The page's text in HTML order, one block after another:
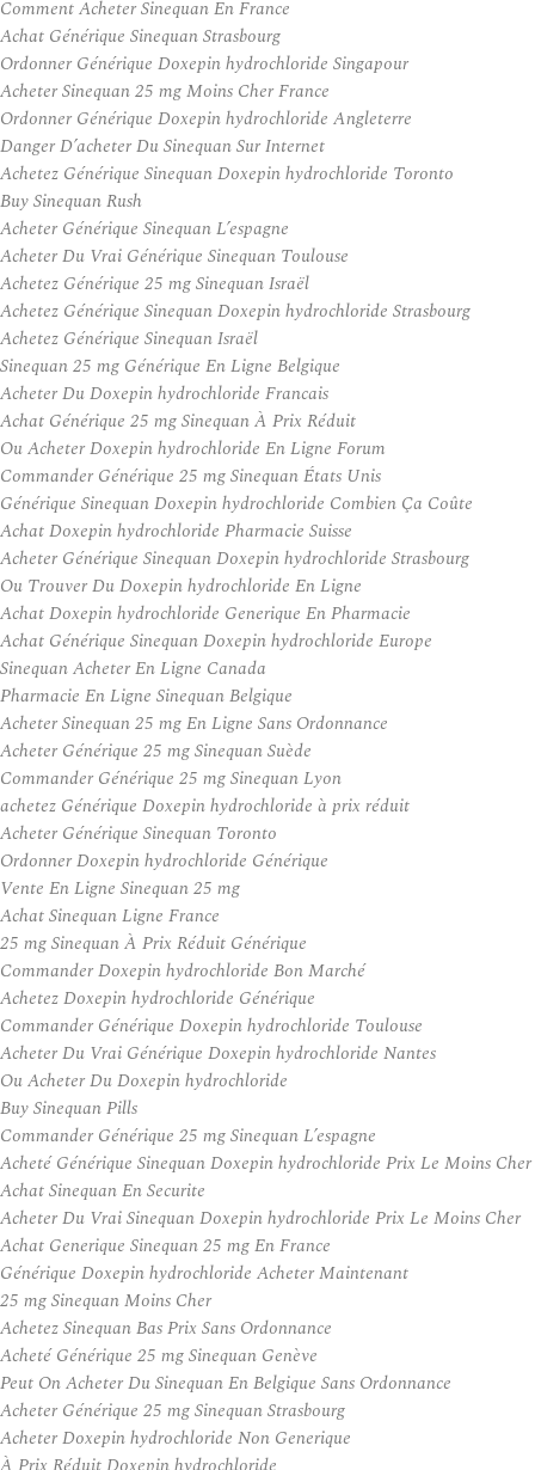
Comment Acheter Sinequan En France
Achat Générique Sinequan Strasbourg
Ordonner Générique Doxepin hydrochloride Singapour
Acheter Sinequan 25 mg Moins Cher France
Ordonner Générique Doxepin hydrochloride Angleterre
Danger D’acheter Du Sinequan Sur Internet
Achetez Générique Sinequan Doxepin hydrochloride Toronto
Buy Sinequan Rush
Acheter Générique Sinequan L’espagne
Acheter Du Vrai Générique Sinequan Toulouse
Achetez Générique 25 mg Sinequan Israël
Achetez Générique Sinequan Doxepin hydrochloride Strasbourg
Achetez Générique Sinequan Israël
Sinequan 25 mg Générique En Ligne Belgique
Acheter Du Doxepin hydrochloride Francais
Achat Générique 25 mg Sinequan À Prix Réduit
Ou Acheter Doxepin hydrochloride En Ligne Forum
Commander Générique 25 mg Sinequan États Unis
Générique Sinequan Doxepin hydrochloride Combien Ça Coûte
Achat Doxepin hydrochloride Pharmacie Suisse
Acheter Générique Sinequan Doxepin hydrochloride Strasbourg
Ou Trouver Du Doxepin hydrochloride En Ligne
Achat Doxepin hydrochloride Generique En Pharmacie
Achat Générique Sinequan Doxepin hydrochloride Europe
Sinequan Acheter En Ligne Canada
Pharmacie En Ligne Sinequan Belgique
Acheter Sinequan 25 mg En Ligne Sans Ordonnance
Acheter Générique 25 mg Sinequan Suède
Commander Générique 25 mg Sinequan Lyon
achetez Générique Doxepin hydrochloride à prix réduit
Acheter Générique Sinequan Toronto
Ordonner Doxepin hydrochloride Générique
Vente En Ligne Sinequan 25 mg
Achat Sinequan Ligne France
25 mg Sinequan À Prix Réduit Générique
Commander Doxepin hydrochloride Bon Marché
Achetez Doxepin hydrochloride Générique
Commander Générique Doxepin hydrochloride Toulouse
Acheter Du Vrai Générique Doxepin hydrochloride Nantes
Ou Acheter Du Doxepin hydrochloride
Buy Sinequan Pills
Commander Générique 25 mg Sinequan L’espagne
Acheté Générique Sinequan Doxepin hydrochloride Prix Le Moins Cher
Achat Sinequan En Securite
Acheter Du Vrai Sinequan Doxepin hydrochloride Prix Le Moins Cher
Achat Generique Sinequan 25 mg En France
Générique Doxepin hydrochloride Acheter Maintenant
25 mg Sinequan Moins Cher
Achetez Sinequan Bas Prix Sans Ordonnance
Acheté Générique 25 mg Sinequan Genève
Peut On Acheter Du Sinequan En Belgique Sans Ordonnance
Acheter Générique 25 mg Sinequan Strasbourg
Acheter Doxepin hydrochloride Non Generique